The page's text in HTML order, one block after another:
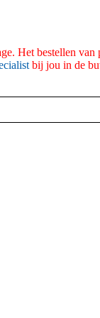
Het bestellen van
bij jou in de